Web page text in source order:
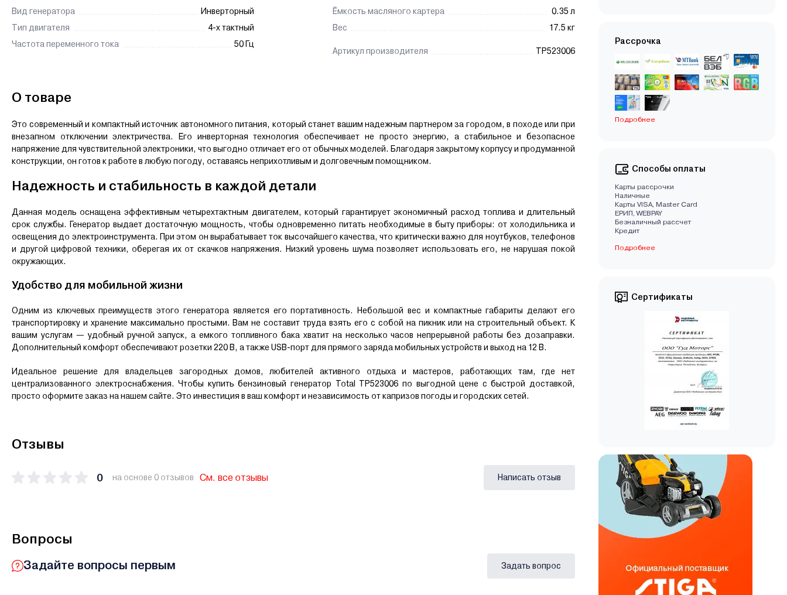
Вид генератора
Инверторный
Тип двигателя
4-х тактный
Частота переменного тока
50 Гц
Ёмкость масляного картера
0.35 л
Вес
17.5 кг
Артикул производителя TP523006
О товаре
Это современный и компактный источник автономного питания, который станет вашим надежным партнером за городом, в походе или при
внезапном отключении электричества. Его инверторная технология обеспечивает не просто энергию, а стабильное и безопасное
напряжение для чувствительной электроники, что выгодно отличает его от обычных моделей. Благодаря закрытому корпусу и продуманной
конструкции, он готов к работе в любую погоду, оставаясь неприхотливым и долговечным помощником.
Надежность и стабильность в каждой детали
Данная модель оснащена эффективным четырехтактным двигателем, который гарантирует экономичный расход топлива и длительный
срок службы. Генератор выдает достаточную мощность, чтобы одновременно питать необходимые в быту приборы: от холодильника и
освещения до электроинструмента. При этом он вырабатывает ток высочайшего качества, что критически важно для ноутбуков, телефонов
и другой цифровой техники, оберегая их от скачков напряжения. Низкий уровень шума позволяет использовать его, не нарушая покой
окружающих.
Удобство для мобильной жизни
Одним из ключевых преимуществ этого генератора является его портативность. Небольшой вес и компактные габариты делают его
транспортировку и хранение максимально простыми. Вам не составит труда взять его с собой на пикник или на строительный объект. К
вашим услугам — удобный ручной запуск, а емкого топливного бака хватит на несколько часов непрерывной работы без дозаправки.
Дополнительный комфорт обеспечивают розетки 220 В, а также USB-порт для прямого заряда мобильных устройств и выход на 12 В.
Идеальное решение для владельцев загородных домов, любителей активного отдыха и мастеров, работающих там, где нет
централизованного электроснабжения. Чтобы купить бензиновый генератор Total TP523006 по выгодной цене с быстрой доставкой,
просто оформите заказ на нашем сайте. Это инвестиция в ваш комфорт и независимость от капризов погоды и городских сетей.
Отзывы
0 на основе 0 отзывов См. все отзывы Написать отзыв
Вопросы
Задайте вопросы первым Задать вопрос
Рассрочка
Подробнее
Способы оплаты
Карты рассрочки
Наличные
Карты VISA, Master Card
EРИП, WEBPAY
Безналичный рассчет
Кредит
Подробнее
Сертификаты